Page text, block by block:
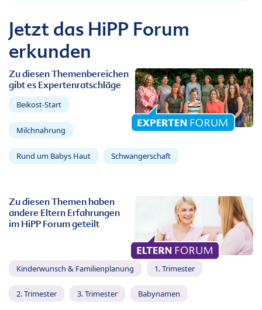
Jetzt das HiPP Forum
erkunden
Zu diesen Themenbereichen
gibt es Expertenratschläge
Beikost-Start
Milchnahrung
Rund um Babys Haut Schwangerschaft
Zu diesen Themen haben
andere Eltern Erfahrungen
im HiPP Forum geteilt
Kinderwunsch & Familienplanung 1. Trimester
2. Trimester 3. Trimester Babynamen